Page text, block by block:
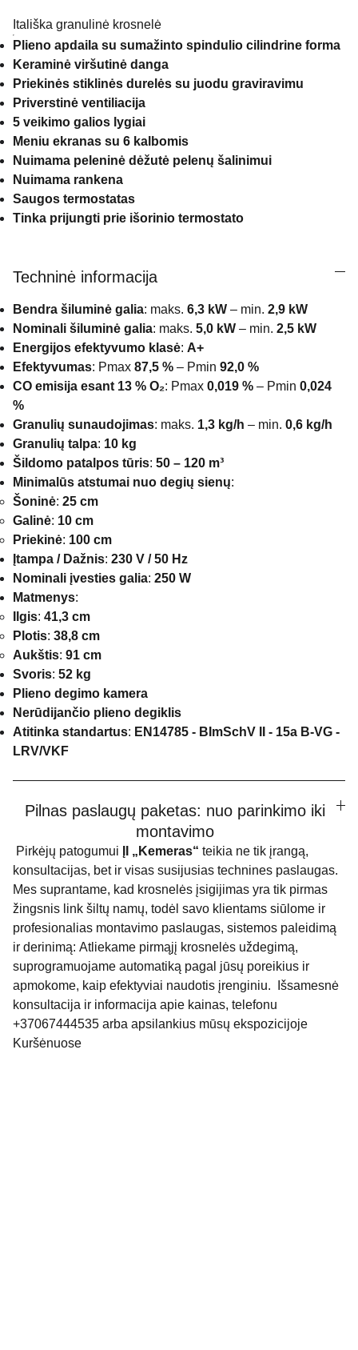
Itališka granulinė krosnelė
Plieno apdaila su sumažinto spindulio cilindrine forma
Keraminė viršutinė danga
Priekinės stiklinės durelės su juodu graviravimu
Priverstinė ventiliacija
5 veikimo galios lygiai
Meniu ekranas su 6 kalbomis
Nuimama peleninė dėžutė pelenų šalinimui
Nuimama rankena
Saugos termostatas
Tinka prijungti prie išorinio termostato
Techninė informacija
Bendra šiluminė galia: maks. 6,3 kW – min. 2,9 kW
Nominali šiluminė galia: maks. 5,0 kW – min. 2,5 kW
Energijos efektyvumo klasė: A+
Efektyvumas: Pmax 87,5 % – Pmin 92,0 %
CO emisija esant 13 % O₂: Pmax 0,019 % – Pmin 0,024
%
Granulių sunaudojimas: maks. 1,3 kg/h – min. 0,6 kg/h
Granulių talpa: 10 kg
Šildomo patalpos tūris: 50 – 120 m³
Minimalūs atstumai nuo degių sienų:
Šoninė: 25 cm
Galinė: 10 cm
Priekinė: 100 cm
Įtampa / Dažnis: 230 V / 50 Hz
Nominali įvesties galia: 250 W
Matmenys:
Ilgis: 41,3 cm
Plotis: 38,8 cm
Aukštis: 91 cm
Svoris: 52 kg
Plieno degimo kamera
Nerūdijančio plieno degiklis
Atitinka standartus: EN14785 - BImSchV II - 15a B-VG -
LRV/VKF
Pilnas paslaugų paketas: nuo parinkimo iki
montavimo
Pirkėjų patogumui ĮI „Kemeras“ teikia ne tik įrangą,
konsultacijas, bet ir visas susijusias technines paslaugas.
Mes suprantame, kad krosnelės įsigijimas yra tik pirmas
žingsnis link šiltų namų, todėl savo klientams siūlome ir
profesionalias montavimo paslaugas, sistemos paleidimą
ir derinimą: Atliekame pirmąjį krosnelės uždegimą,
suprogramuojame automatiką pagal jūsų poreikius ir
apmokome, kaip efektyviai naudotis įrenginiu. Išsamesnė
konsultacija ir informacija apie kainas, telefonu
+37067444535 arba apsilankius mūsų ekspozicijoje
Kuršėnuose